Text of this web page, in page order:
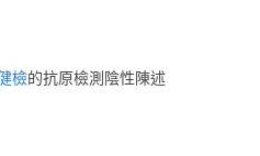
檢的抗原檢測陰性陳述